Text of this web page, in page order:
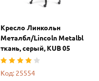
Кресло Линкольн
Металбл/Lincoln Metalbl
ткань, серый, KUB 05
Код: 25554